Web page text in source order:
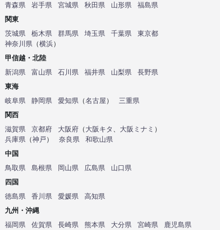
青森県
岩手県 宮城県 秋田県 山形県
福島県
関東
茨城県
栃木県 群馬県 埼玉県 千葉県
東京都
神奈川県 （横浜）
甲信越・北陸
新潟県
富山県 石川県 福井県 山梨県
長野県
東海
岐阜県
静岡県 愛知県 （名古屋）
三重県
関西
滋賀県
京都府 大阪府 （大阪キタ 大阪ミナミ ）
兵庫県 （神戸） 奈良県
和歌山県
中国
鳥取県
島根県 岡山県 広島県
山口県
四国
徳島県
香川県 愛媛県
高知県
九州・沖縄
福岡県
佐賀県 長崎県 熊本県 大分県 宮崎県
鹿児島県